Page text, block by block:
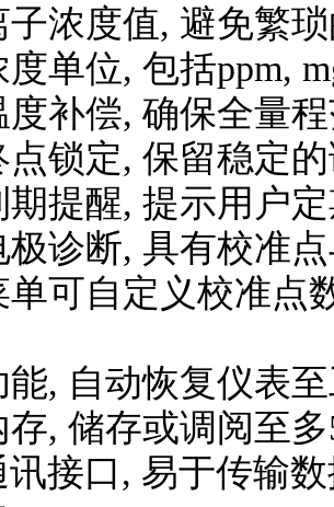
子浓度值, 避免繁
度单位, 包括ppm,
度补偿, 确保全量
点锁定, 保留稳定
期提醒, 提示用户
极诊断, 具有校准
单可自定义校准点
能, 自动恢复仪表
存, 储存或调阅至
讯接口, 易于传输